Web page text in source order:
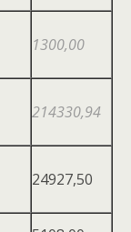
1300,00
214330,94
24927,50